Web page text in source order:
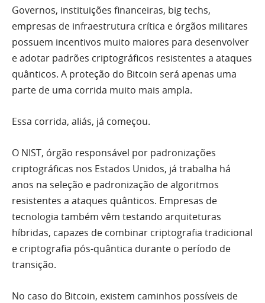
Governos, instituições financeiras, big techs,
empresas de infraestrutura crítica e órgãos militares
possuem incentivos muito maiores para desenvolver
e adotar padrões criptográficos resistentes a ataques
quânticos. A proteção do Bitcoin será apenas uma
parte de uma corrida muito mais ampla.
Essa corrida, aliás, já começou.
O NIST, órgão responsável por padronizações
criptográficas nos Estados Unidos, já trabalha há
anos na seleção e padronização de algoritmos
resistentes a ataques quânticos. Empresas de
tecnologia também vêm testando arquiteturas
híbridas, capazes de combinar criptografia tradicional
e criptografia pós-quântica durante o período de
transição.
No caso do Bitcoin, existem caminhos possíveis de